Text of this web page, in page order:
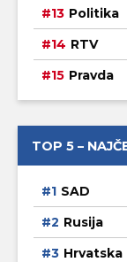
Politika
RTV
Pravda
TOP 5 –
SAD
Rusija
Hrvatska